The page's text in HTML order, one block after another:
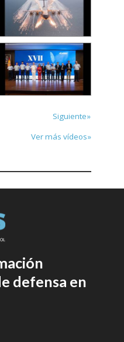
Siguiente»
Ver más vídeos»
defensa en